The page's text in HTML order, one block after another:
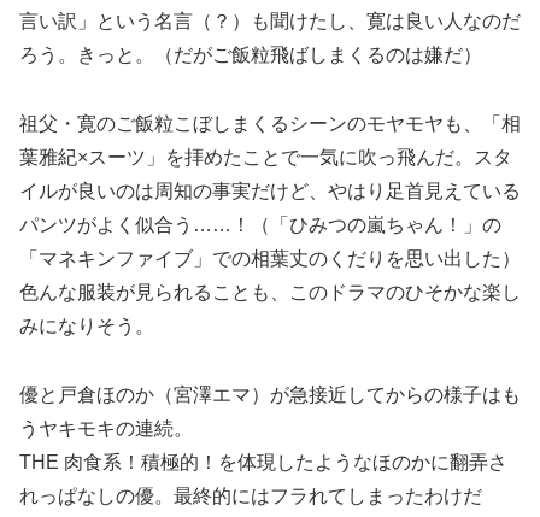
言い訳」という名言（？）も聞けたし、寛は良い人なのだ
ろう。きっと。（だがご飯粒飛ばしまくるのは嫌だ）
祖父・寛のご飯粒こぼしまくるシーンのモヤモヤも、「相
葉雅紀×スーツ」を拝めたことで一気に吹っ飛んだ。スタ
イルが良いのは周知の事実だけど、やはり足首見えている
パンツがよく似合う……！（「ひみつの嵐ちゃん！」の
「マネキンファイブ」での相葉丈のくだりを思い出した）
色んな服装が見られることも、このドラマのひそかな楽し
みになりそう。
優と戸倉ほのか（宮澤エマ）が急接近してからの様子はも
うヤキモキの連続。
THE 肉食系！積極的！を体現したようなほのかに翻弄さ
れっぱなしの優。最終的にはフラれてしまったわけだ